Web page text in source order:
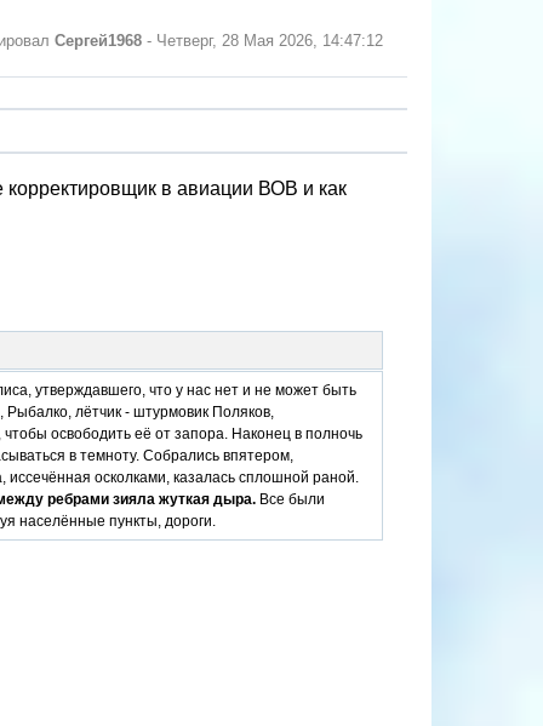
Сергей1968 - Четверг, 28 Мая 2026, 14:47:12
корректировщик в авиации ВОВ и как
утверждавшего, что у нас нет и не может быть
лётчик - штурмовик Поляков,
освободить её от запора. Наконец в полночь
в темноту. Собрались впятером,
иссечённая осколками, казалась сплошной раной.
ребрами зияла жуткая дыра. Все были
населённые пункты, дороги.